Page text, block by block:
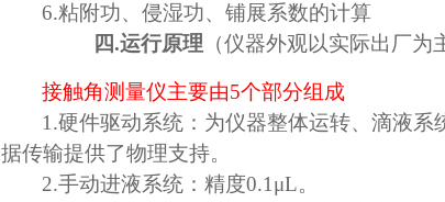
6.粘附功、侵湿功、铺展系数的计算
四.运行原理 （仪器外观以实际出厂为
接触角测量仪主要由5个部分组成
1.硬件驱动系统：为仪器整体运转、滴液
据传输提供了物理支持。
2.手动进液系统：精度0.1μL。